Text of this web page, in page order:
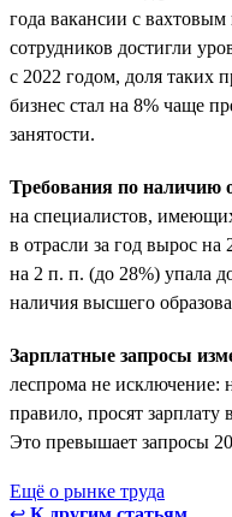
года вакансии с
сотрудников достигли
с 2022 годом, доля таких
бизнес стал на 8% чаще
занятости.
Требования по наличию
на специалистов,
в отрасли за год вырос
на 2 п. п. (до 28%) упала
наличия высшего
Зарплатные запросы
леспрома не исключение:
правило, просят зарплату
Это превышает запросы
Ещё о рынке труда